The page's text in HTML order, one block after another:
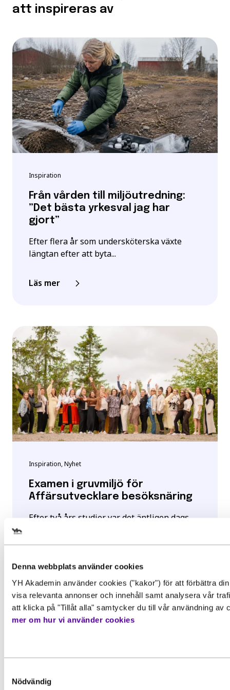
Denna webbplats använder cookies
YH Akademin använder cookies ("kakor") för att förbättra
visa relevanta annonser och innehåll samt analysera vår
att klicka på "Tillåt alla" samtycker du till vår användning av
mer om hur vi använder cookies
Nödvändig
att inspireras av
Inspiration
Från vården till miljöutredning:
”Det bästa yrkesval jag har
gjort”
Efter flera år som undersköterska växte
längtan efter att byta...
Läs mer
Inspiration, Nyhet
Examen i gruvmiljö för
Affärsutvecklare besöksnäring
Efter två års studier var det äntligen dags
Välj det startdatum som passar
Gör en intresseanmälan för att
mer information om den här
utbildningen
grundläggande behörighetskrav. Det innebär att du